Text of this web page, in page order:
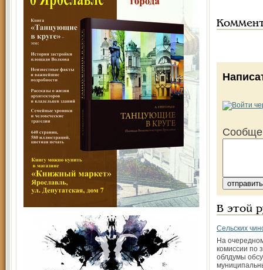
В этой
Сельских
На
комиссии по
облдумы